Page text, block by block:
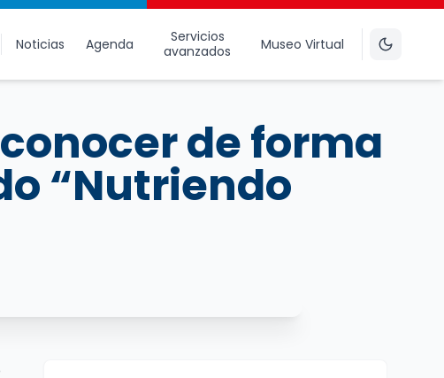
Noticias Agenda
Servicios
avanzados
Museo Virtual
de forma
“Nutriendo